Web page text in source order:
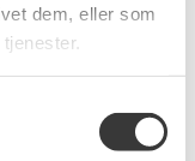
dem, eller som
DKK
Flere
Varianter